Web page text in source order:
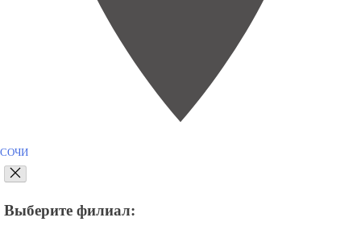
СОЧИ
Выберите филиал: